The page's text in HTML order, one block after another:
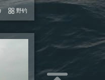
野钓